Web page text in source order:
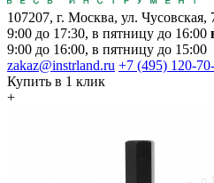
107207, г. Москва, ул. Чусовская,
9:00 до 17:30, в пятницу до 16:00
9:00 до 16:00, в пятницу до 15:00
zakaz@instrland.ru +7 (495) 120-
Купить в 1 клик
+